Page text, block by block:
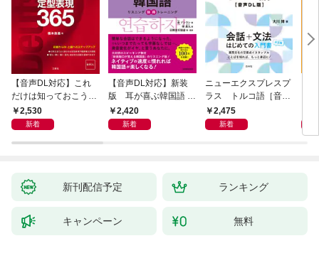
【音声DL対応】これ
だけは知っておこう！
新装版 会話と作文に
役立つドイツ語定型表
2,530
新着
【音声DL対応】新装
版 耳が喜ぶ韓国語 リ
スニング体得トレーニ
ング
2,420
新着
ニューエクスプレスプ
ラス トルコ語［音声
DL版］
2,475
新着
新刊配信予定 ランキング
キャンペーン 無料